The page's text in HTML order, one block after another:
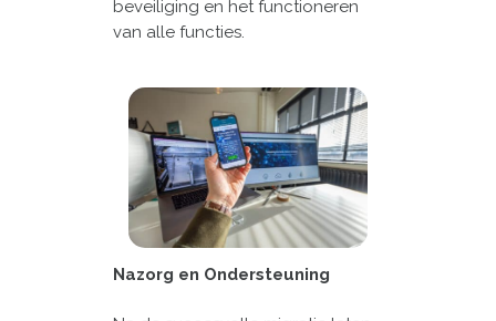
beveiliging en het functioneren
van alle functies.
Nazorg en Ondersteuning